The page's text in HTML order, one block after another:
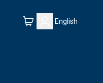
English